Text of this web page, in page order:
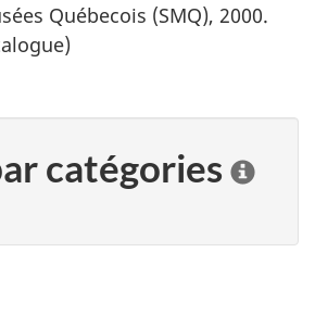
Québecois (SMQ), 2000.
catégories
q